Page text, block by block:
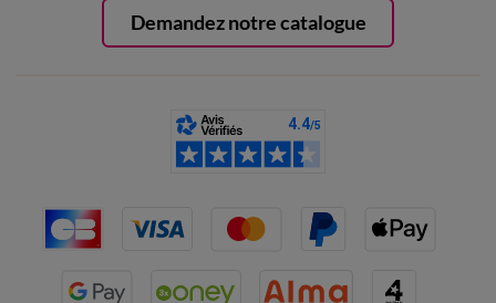
Demandez notre catalogue